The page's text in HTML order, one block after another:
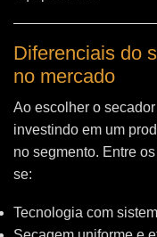
Diferenciais do
no mercado
Ao escolher o
investindo em um
no segmento. Entre
se:
Tecnologia com